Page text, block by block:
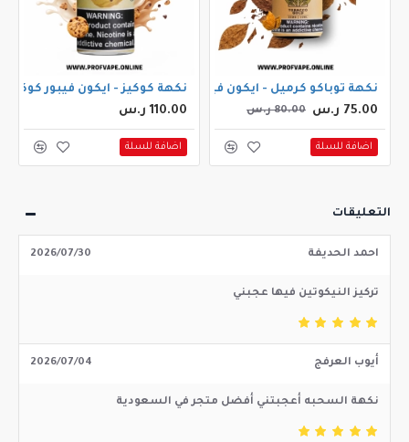
نكهة توباكو كرميل - ايكون فيبور توباكو جولد 30مل
75.00 ر.س 80.00 ر.س
اضافة للسلة
نكهة كوكيز - ايكون فيبور كوكيز 100مل
110.00 ر.س
اضافة للسلة
التعليقات
احمد الحديفة 2026/07/30
تركيز النيكوتين فيها عجبني
أيوب العرفج 2026/07/04
نكهة السحبه أعجبتني أفضل متجر في السعودية